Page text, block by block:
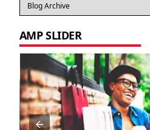
AMP SLIDER